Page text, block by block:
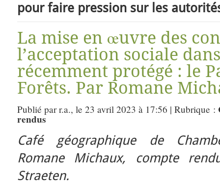
pour faire pression sur les
La mise en œuvre des
l’acceptation sociale
récemment protégé : le
Forêts. Par Romane
Publié par r.a., le 23 avril 2023 à 17:56 | Rubrique :
rendus
Café géographique de
Romane Michaux, compte
Straeten.